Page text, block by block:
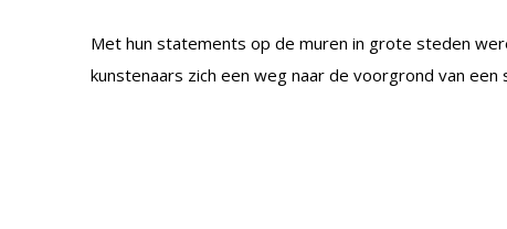
Met hun statements op de muren in grote steden
kunstenaars zich een weg naar de voorgrond van